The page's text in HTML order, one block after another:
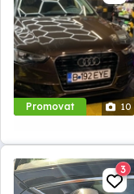
Promovat 10
3